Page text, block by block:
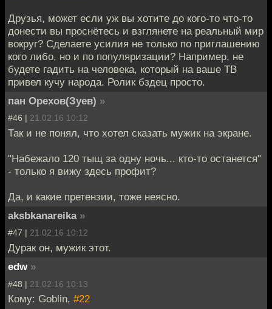
Друзья, может если уж вы хотите до кого-то что-то
донести вы проснётесь и взглянете на реальный мир
вокруг? Сделаете усилия не только по приглашению
кого либо, но и по популяризации? Например, не
будете гадить на человека, который на ваше ТВ
привел кучу народа. Ролик бздец просто.
пан Орехов(Зуев) »
#46 | 21.02.16 10:12
Так и не понял, что хотел сказать мужик на экране.
"Набежало 120 тыщ за одну ночь... кто-то останется"
- только я вижу здесь профит?
Да, и какие претензии, тоже неясно.
aksbkanareika »
#47 | 21.02.16 10:12
Дурак он, мужик этот.
edw »
#48 | 21.02.16 10:13
Кому: Goblin, #22